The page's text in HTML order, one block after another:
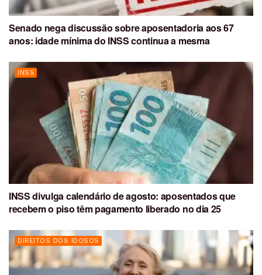
Senado nega discussão sobre aposentadoria aos 67
anos: idade mínima do INSS continua a mesma
INSS
INSS divulga calendário de agosto: aposentados que
recebem o piso têm pagamento liberado no dia 25
DIREITOS DOS IDOSOS